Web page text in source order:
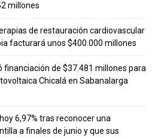
millones
de restauración cardiovascular
facturará unos $400.000 millones
financiación de $37.481 millones para
Chicalá en Sabanalarga
6,97% tras reconocer una
a finales de junio y que sus